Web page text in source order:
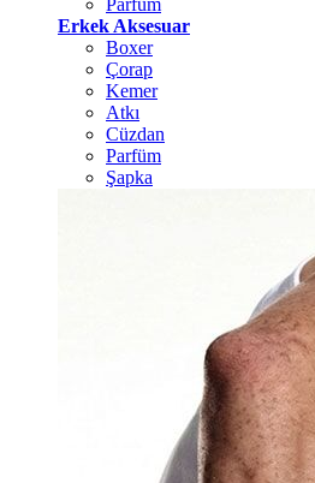
Parfüm
Erkek Aksesuar
Boxer
Çorap
Kemer
Atkı
Cüzdan
Parfüm
Şapka